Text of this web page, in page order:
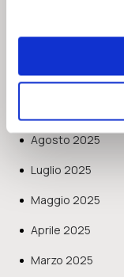
Ottobre 2025
Agosto 2025
Luglio 2025
Maggio 2025
Aprile 2025
Marzo 2025